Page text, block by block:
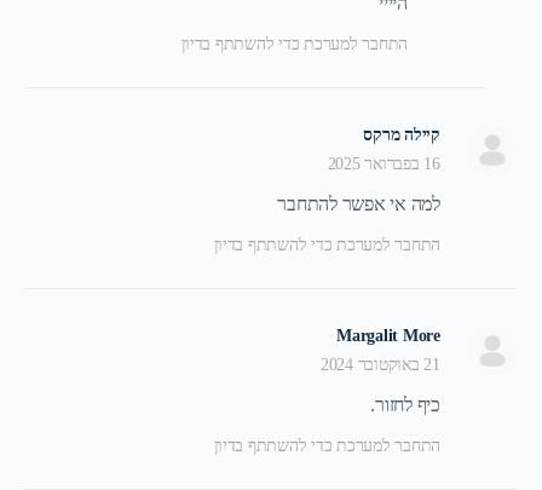
התחבר למערכת כדי להשתתף בדיון
קיילה מרקס
16 בפברואר 2025
למה אי אפשר להתחבר
התחבר למערכת כדי להשתתף בדיון
Margalit More
21 באוקטובר 2024
כיף לחזור.
התחבר למערכת כדי להשתתף בדיון